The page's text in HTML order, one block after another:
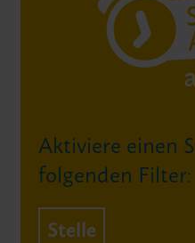
Aktiviere einen
folgenden Filter:
Stelle